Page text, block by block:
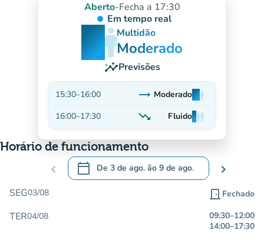
Aberto-Fecha a 17:30
Em tempo real
man
man
manMultidão
Moderado
insightsPrevisões
15:30–16:00 trending_flat Moderadoman
man
man
16:00–17:30 trending_down
Decrescente
Fluidoman
man
man
Horário de funcionamento
chevron_left calendar_today De 3 de ago. ão 9 de ago.
.Abra o calendário para alterar as datas
chevron_right
SEG03/08 door_front Fechado
TER04/08 09:30–12:00
14:00–17:30